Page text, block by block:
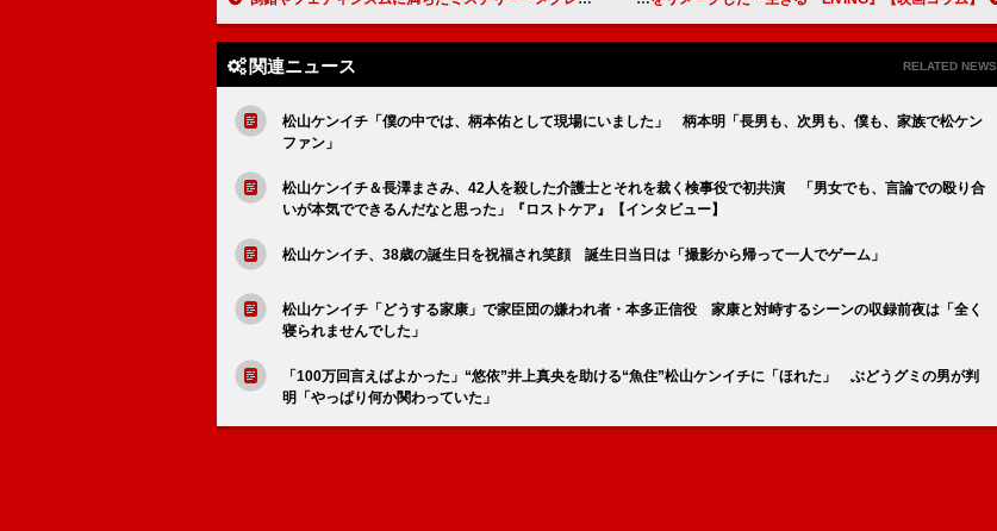
関連ニュース RELATED NEWS
松山ケンイチ「僕の中では、柄本佑として現場にいました」 柄本明「長男も、次男も、僕も、家族で松ケン
ファン」
松山ケンイチ＆長澤まさみ、42人を殺した介護士とそれを裁く検事役で初共演 「男女でも、言論での殴り合
いが本気でできるんだなと思った」『ロストケア』【インタビュー】
松山ケンイチ、38歳の誕生日を祝福され笑顔 誕生日当日は「撮影から帰って一人でゲーム」
松山ケンイチ「どうする家康」で家臣団の嫌われ者・本多正信役 家康と対峙するシーンの収録前夜は「全く
寝られませんでした」
「100万回言えばよかった」“悠依”井上真央を助ける“魚住”松山ケンイチに「ほれた」 ぶどうグミの男が判
明「やっぱり何か関わっていた」